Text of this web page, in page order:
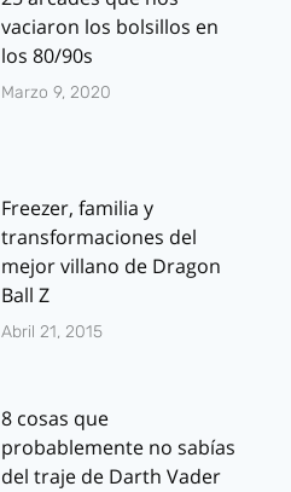
vaciaron los bolsillos en
los 80/90s
Marzo 9, 2020
Freezer, familia y
transformaciones del
mejor villano de Dragon
Ball Z
Abril 21, 2015
8 cosas que
probablemente no sabías
del traje de Darth Vader